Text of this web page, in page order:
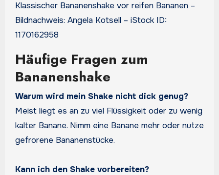
Klassischer Bananenshake vor reifen Bananen –
Bildnachweis: Angela Kotsell – iStock ID:
1170162958
Häufige Fragen zum
Bananenshake
Warum wird mein Shake nicht dick genug?
Meist liegt es an zu viel Flüssigkeit oder zu wenig
kalter Banane. Nimm eine Banane mehr oder nutze
gefrorene Bananenstücke.
Kann ich den Shake vorbereiten?